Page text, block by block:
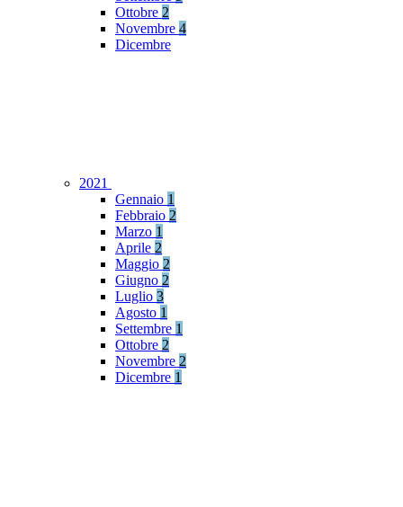
Ottobre 2
Novembre 4
Dicembre
2021
Gennaio 1
Febbraio 2
Marzo 1
Aprile 2
Maggio 2
Giugno 2
Luglio 3
Agosto 1
Settembre 1
Ottobre 2
Novembre 2
Dicembre 1